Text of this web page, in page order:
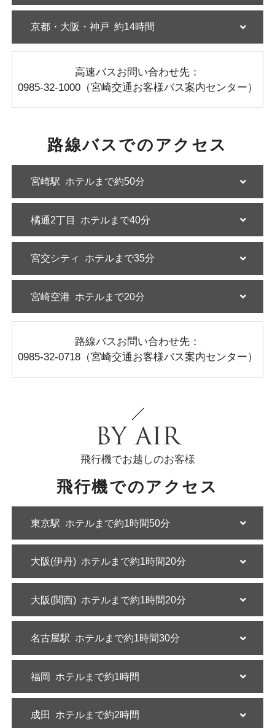
京都・大阪・神戸 約14時間
高速バスお問い合わせ先：
0985-32-1000（宮崎交通お客様バス案内センター）
路線バスでのアクセス
宮崎駅 ホテルまで約50分
橘通2丁目 ホテルまで40分
宮交シティ ホテルまで35分
宮崎空港 ホテルまで20分
路線バスお問い合わせ先：
0985-32-0718（宮崎交通お客様バス案内センター）
BY AIR
飛行機でお越しのお客様
飛行機でのアクセス
東京駅 ホテルまで約1時間50分
大阪(伊丹) ホテルまで約1時間20分
大阪(関西) ホテルまで約1時間20分
名古屋駅 ホテルまで約1時間30分
福岡 ホテルまで約1時間
成田 ホテルまで約2時間